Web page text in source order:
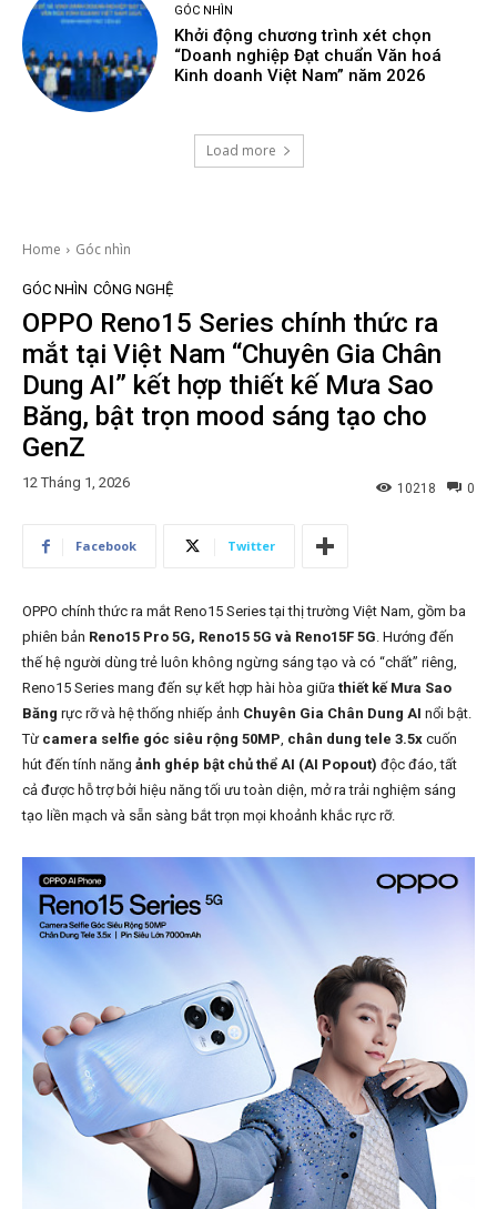
GÓC NHÌN
Khởi động chương trình xét chọn
“Doanh nghiệp Đạt chuẩn Văn hoá
Kinh doanh Việt Nam” năm 2026
Load more